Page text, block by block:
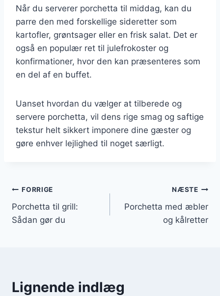
Når du serverer porchetta til middag, kan du
parre den med forskellige sideretter som
kartofler, grøntsager eller en frisk salat. Det er
også en populær ret til julefrokoster og
konfirmationer, hvor den kan præsenteres som
en del af en buffet.
Uanset hvordan du vælger at tilberede og
servere porchetta, vil dens rige smag og saftige
tekstur helt sikkert imponere dine gæster og
gøre enhver lejlighed til noget særligt.
Indlægsnavigation
FORRIGE
Porchetta til grill:
Sådan gør du
NÆSTE
Porchetta med æbler
og kålretter
Lignende indlæg